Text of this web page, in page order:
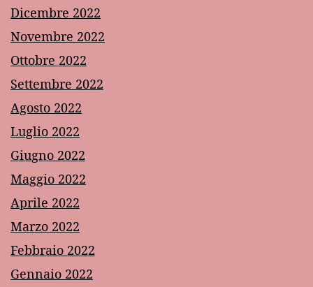
Dicembre 2022
Novembre 2022
Ottobre 2022
Settembre 2022
Agosto 2022
Luglio 2022
Giugno 2022
Maggio 2022
Aprile 2022
Marzo 2022
Febbraio 2022
Gennaio 2022